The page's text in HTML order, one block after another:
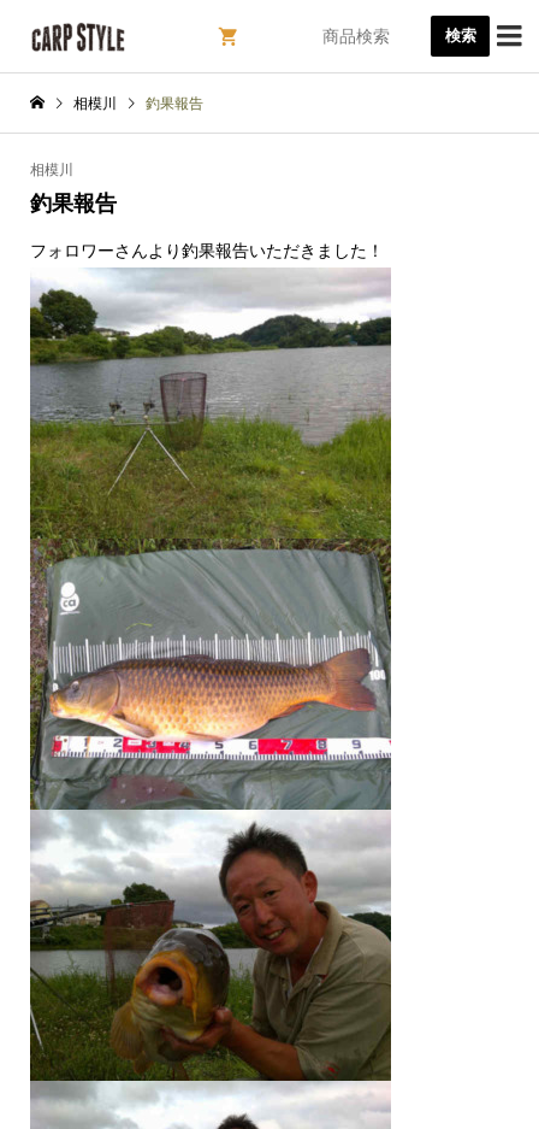
検索 
相模川 釣果報告
相模川
釣果報告
フォロワーさんより釣果報告いただきました！